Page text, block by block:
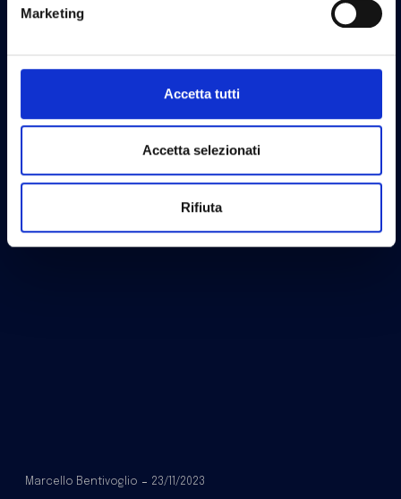
Marketing
Accetta tutti
Accetta selezionati
Rifiuta
Marcello Bentivoglio 23/11/2023